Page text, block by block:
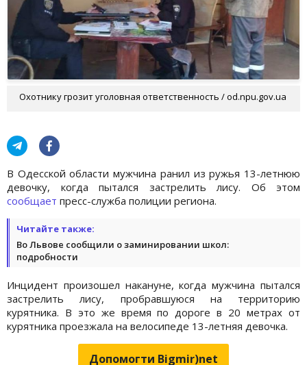
Охотнику грозит уголовная ответственность / od.npu.gov.ua
В Одесской области мужчина ранил из ружья 13-летнюю
девочку, когда пытался застрелить лису. Об этом
сообщает пресс-служба полиции региона.
Читайте также:
Во Львове сообщили о заминировании школ:
подробности
Инцидент произошел накануне, когда мужчина пытался
застрелить лису, пробравшуюся на территорию
курятника. В это же время по дороге в 20 метрах от
курятника проезжала на велосипеде 13-летняя девочка.
Допомогти Bigmir)net